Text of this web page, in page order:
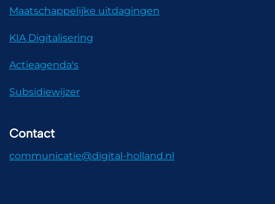
Maatschappelijke uitdagingen
KIA Digitalisering
Actieagenda's
Subsidiewijzer
Contact
communicatie@digital-holland.nl